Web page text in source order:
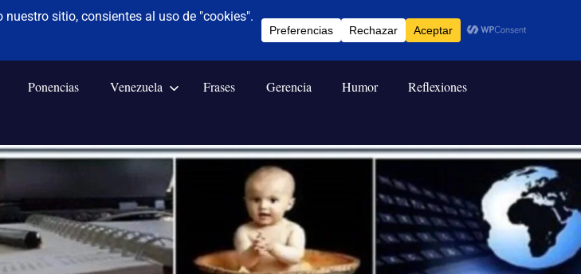
Ponencias Venezuela Frases Gerencia Humor Reflexiones